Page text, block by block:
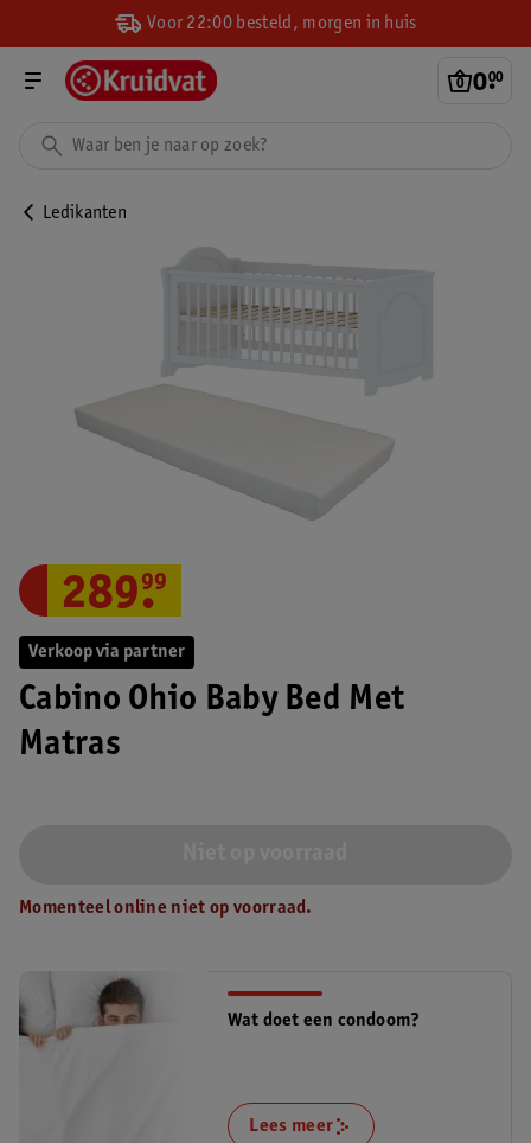
Voor 22:00 besteld, morgen in huis
0.
00
Ledikanten
Verkoop via partner
Cabino Ohio Baby Bed Met
Matras
289.
99
Momenteel online niet op voorraad.
Wat doet een condoom?
Lees meer